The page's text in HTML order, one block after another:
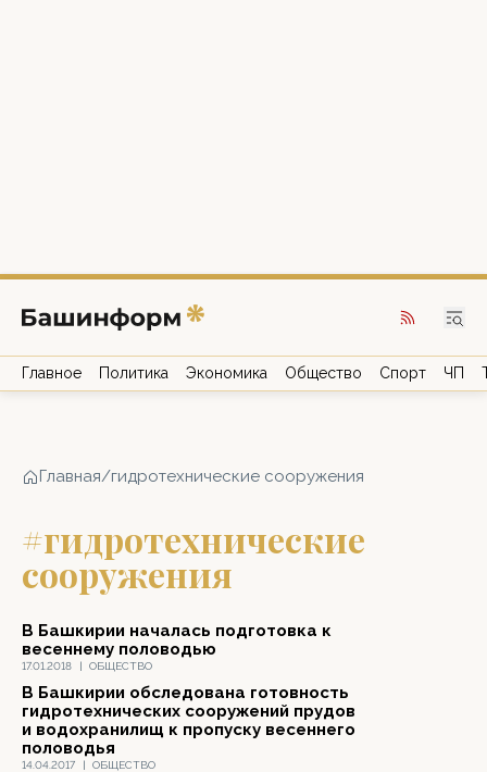
Главное Политика Экономика Общество Спорт ЧП
Главная/гидротехнические сооружения
#гидротехнические
сооружения
17.01.2018 | ОБЩЕСТВО
В Башкирии началась подготовка к
весеннему половодью
14.04.2017 | ОБЩЕСТВО
В Башкирии обследована готовность
гидротехнических сооружений прудов
и водохранилищ к пропуску весеннего
половодья